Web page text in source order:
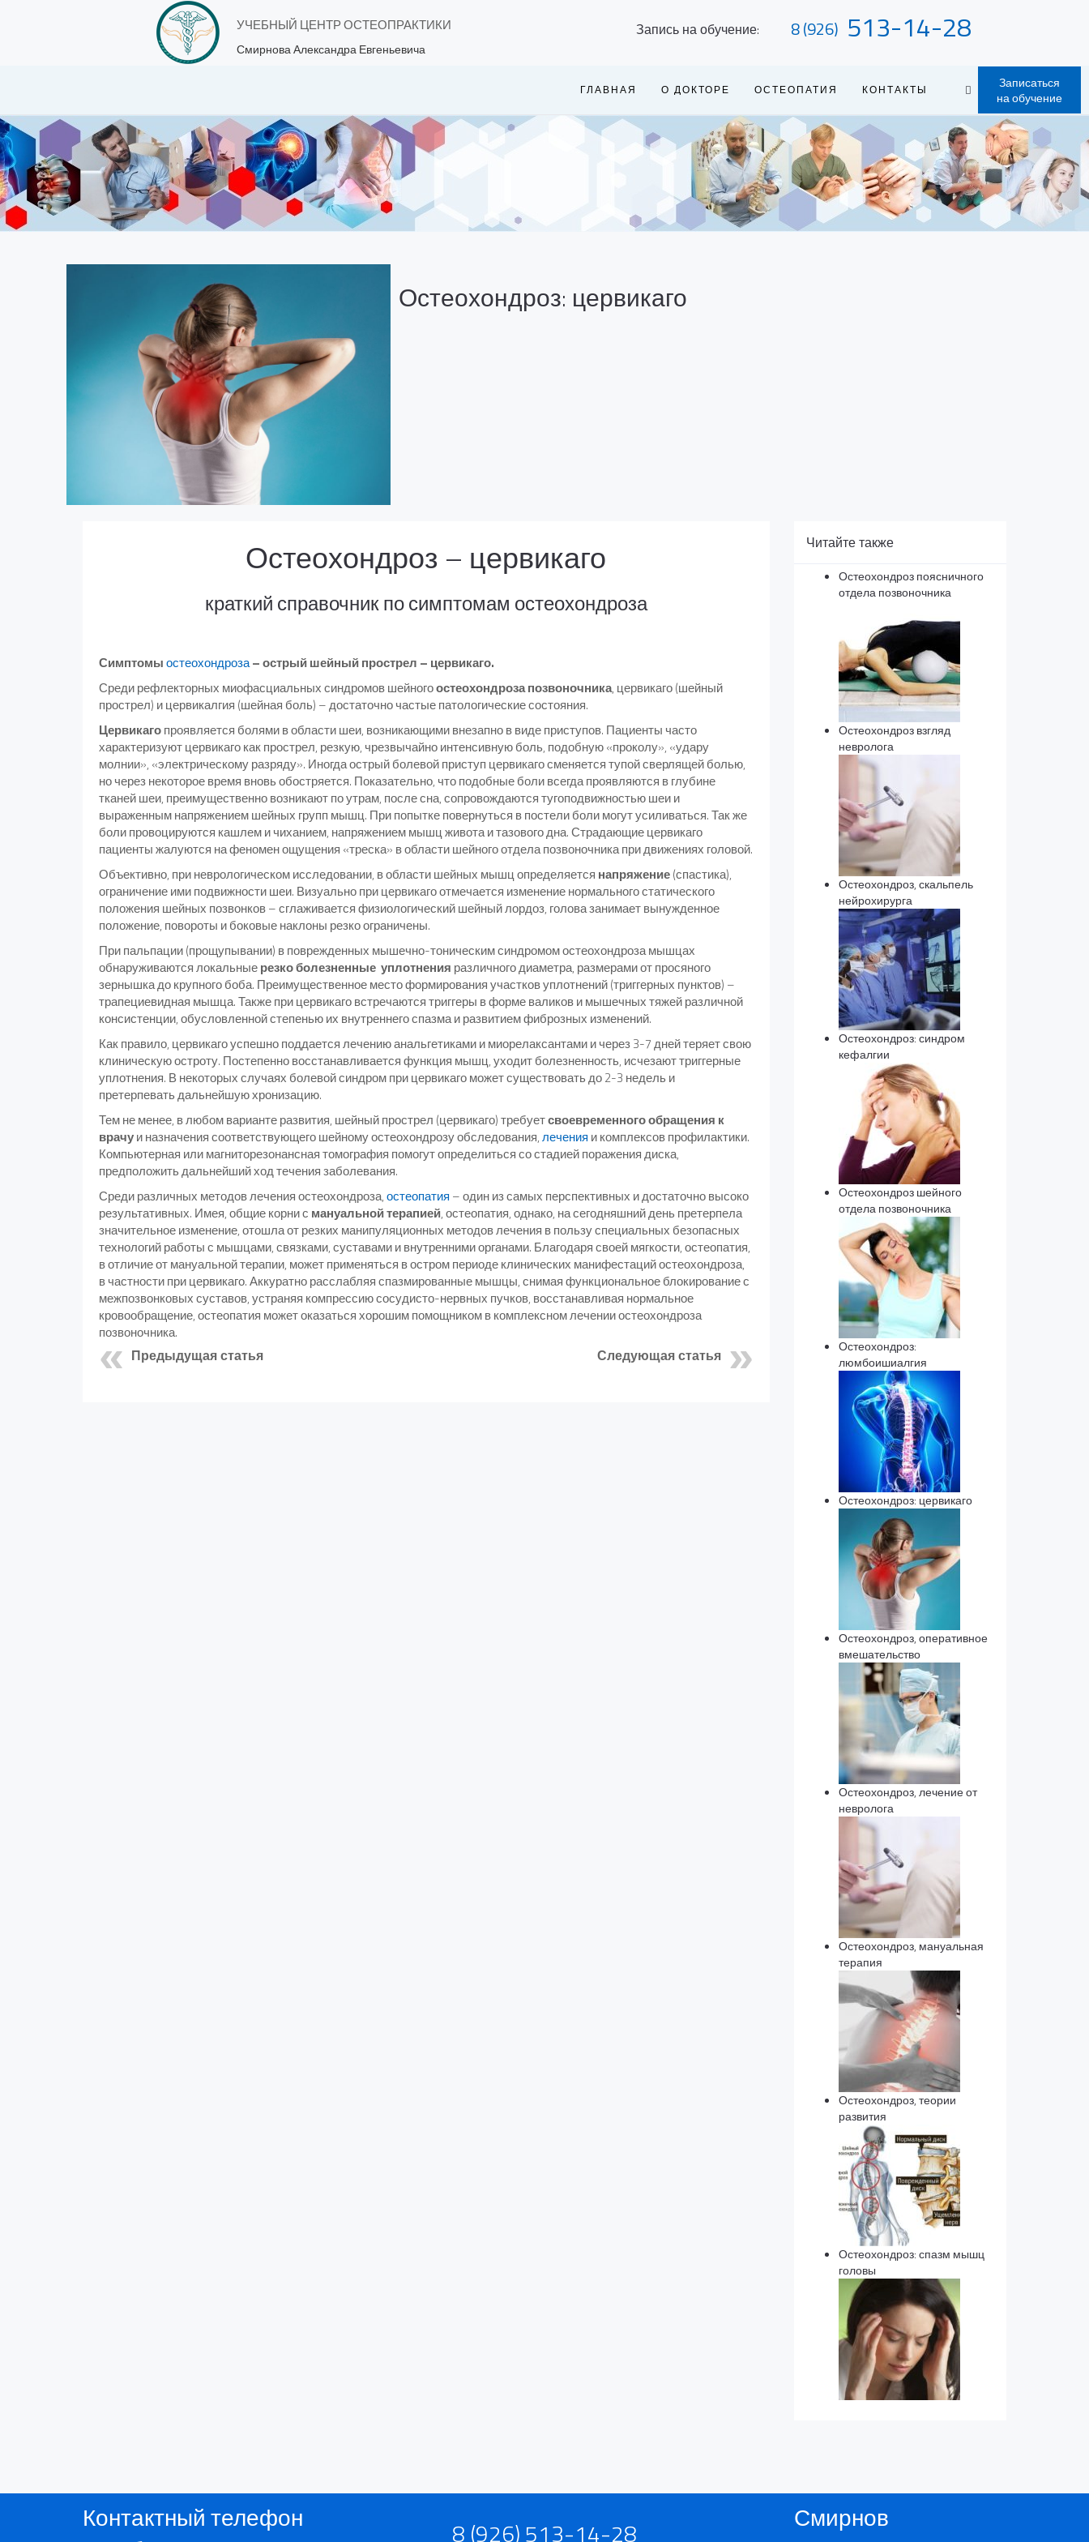
УЧЕБНЫЙ ЦЕНТР ОСТЕОПРАКТИКИ
Смирнова Александра Евгеньевича
Запись на обучение: 8 (926) 513-14-28
Записаться
на обучение
ГЛАВНАЯ О ДОКТОРЕ ОСТЕОПАТИЯ КОНТАКТЫ
Остеохондроз: цервикаго
Остеохондроз – цервикаго
краткий справочник по симптомам остеохондроза
Симптомыостеохондроза– острый шейный прострел – цервикаго.
Среди рефлекторных миофасциальных синдромов шейногоостеохондроза позвоночника, цервикаго (шейный
прострел) и цервикалгия (шейная боль) – достаточно частые патологические состояния.
Цервикагопроявляется болями в области шеи, возникающими внезапно в виде приступов. Пациенты часто
характеризуют цервикаго как прострел, резкую, чрезвычайно интенсивную боль, подобную «проколу», «удару
молнии», «электрическому разряду». Иногда острый болевой приступ цервикаго сменяется тупой сверлящей болью,
но через некоторое время вновь обостряется. Показательно, что подобные боли всегда проявляются в глубине
тканей шеи, преимущественно возникают по утрам, после сна, сопровождаются тугоподвижностью шеи и
выраженным напряжением шейных групп мышц. При попытке повернуться в постели боли могут усиливаться. Так же
боли провоцируются кашлем и чиханием, напряжением мышц живота и тазового дна. Страдающие цервикаго
пациенты жалуются на феномен ощущения «треска» в области шейного отдела позвоночника при движениях головой.
Объективно, при неврологическом исследовании, в области шейных мышц определяется напряжение(спастика),
ограничение ими подвижности шеи. Визуально при цервикаго отмечается изменение нормального статического
положения шейных позвонков – сглаживается физиологический шейный лордоз, голова занимает вынужденное
положение, повороты и боковые наклоны резко ограничены.
При пальпации (прощупывании) в поврежденных мышечно-тоническим синдромом остеохондроза мышцах
обнаруживаются локальныерезко болезненные уплотнения различного диаметра, размерами от просяного
зернышка до крупного боба. Преимущественное место формирования участков уплотнений (триггерных пунктов) –
трапециевидная мышца. Также при цервикаго встречаются триггеры в форме валиков и мышечных тяжей различной
консистенции, обусловленной степенью их внутреннего спазма и развитием фиброзных изменений.
Как правило, цервикаго успешно поддается лечению анальгетиками и миорелаксантами и через 3-7 дней теряет свою
клиническую остроту. Постепенно восстанавливается функция мышц, уходит болезненность, исчезают триггерные
уплотнения. В некоторых случаях болевой синдром при цервикаго может существовать до 2-3 недель и
претерпевать дальнейшую хронизацию.
Тем не менее, в любом варианте развития, шейный прострел (цервикаго) требуетсвоевременного обращения к
врачуи назначения соответствующего шейному остеохондрозу обследования,лечения и комплексов профилактики.
Компьютерная или магниторезонансная томография помогут определиться со стадией поражения диска,
предположить дальнейший ход течения заболевания.
Среди различных методов лечения остеохондроза,остеопатия – один из самых перспективных и достаточно высоко
результативных. Имея, общие корни с мануальной терапией, остеопатия, однако, на сегодняшний день претерпела
значительное изменение, отошла от резких манипуляционных методов лечения в пользу специальных безопасных
технологий работы с мышцами, связками, суставами и внутренними органами. Благодаря своей мягкости, остеопатия,
в отличие от мануальной терапии, может применяться в остром периоде клинических манифестаций остеохондроза,
в частности при цервикаго. Аккуратно расслабляя спазмированные мышцы, снимая функциональное блокирование с
межпозвонковых суставов, устраняя компрессию сосудисто-нервных пучков, восстанавливая нормальное
кровообращение, остеопатия может оказаться хорошим помощником в комплексном лечении остеохондроза
позвоночника.
Предыдущая статья Следующая статья
Читайте также
Остеохондроз поясничного
отдела позвоночника
Остеохондроз взгляд
невролога
Остеохондроз, скальпель
нейрохирурга
Остеохондроз: синдром
кефалгии
Остеохондроз шейного
отдела позвоночника
Остеохондроз:
люмбоишиалгия
Остеохондроз: цервикаго
Остеохондроз, оперативное
вмешательство
Остеохондроз, лечение от
невролога
Остеохондроз, мануальная
терапия
Остеохондроз, теории
развития
Остеохондроз: спазм мышц
головы
Контактный телефон
8 (926) 513-14-28
Смирнов